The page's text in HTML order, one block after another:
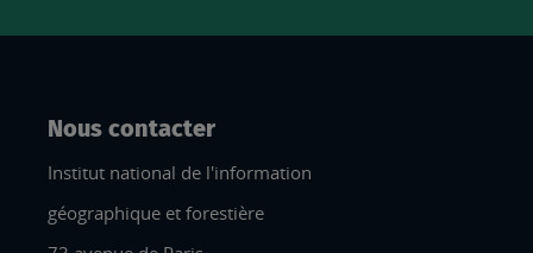
Nous contacter
Institut national de l'information
géographique et forestière